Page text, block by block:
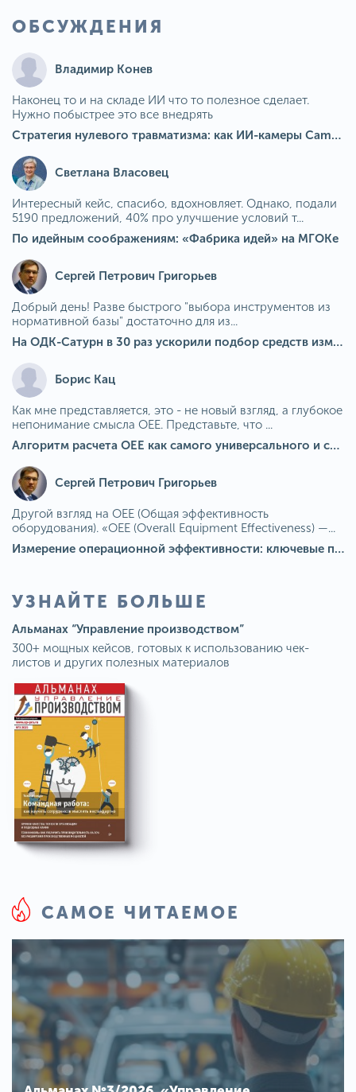
ОБСУЖДЕНИЯ
Владимир Конев
Наконец то и на складе ИИ что то полезное сделает.
Нужно побыстрее это все внедрять
Стратегия нулевого травматизма: как ИИ-камеры Camkord снижают риск наезда на пешехода при работе на погрузчике
Светлана Власовец
Интересный кейс, спасибо, вдохновляет. Однако, подали
5190 предложений, 40% про улучшение условий т...
По идейным соображениям: «Фабрика идей» на МГОКе
Сергей Петрович Григорьев
Добрый день! Разве быстрого "выбора инструментов из
нормативной базы" достаточно для из...
На ОДК-Сатурн в 30 раз ускорили подбор средств измерения для контроля качества продукции
Борис Кац
Как мне представляется, это - не новый взгляд, а глубокое
непонимание смысла OEE. Представьте, что ...
Алгоритм расчета ОЕЕ как самого универсального и современного показателя эффективности оборудования в мире
Сергей Петрович Григорьев
Другой взгляд на OEE (Общая эффективность
оборудования). «OEE (Overall Equipment Effectiveness) —...
Измерение операционной эффективности: ключевые показатели для непрерывного совершенствования
УЗНАЙТЕ БОЛЬШЕ
Альманах “Управление производством”
300+ мощных кейсов, готовых к использованию чек-
листов и других полезных материалов
САМОЕ ЧИТАЕМОЕ